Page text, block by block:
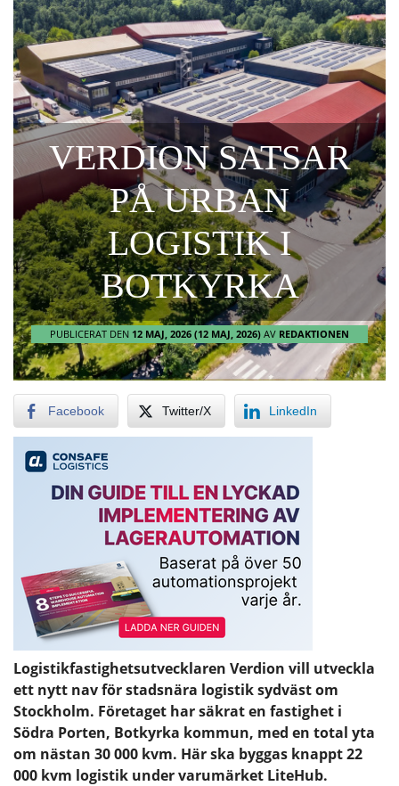
VERDION SATSAR
PÅ URBAN
LOGISTIK I
BOTKYRKA
PUBLICERAT DEN 12 MAJ, 2026 (12 MAJ, 2026) AV REDAKTIONEN
Facebook Twitter/X LinkedIn
Logistikfastighetsutvecklaren Verdion vill utveckla
ett nytt nav för stadsnära logistik sydväst om
Stockholm. Företaget har säkrat en fastighet i
Södra Porten, Botkyrka kommun, med en total yta
om nästan 30 000 kvm. Här ska byggas knappt 22
000 kvm logistik under varumärket LiteHub.